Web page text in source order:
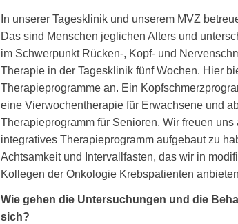
In unserer Tagesklinik und unserem MVZ
Das sind Menschen jeglichen Alters und
im Schwerpunkt Rücken-, Kopf- und
Therapie in der Tagesklinik fünf Wochen. Hier
Therapieprogramme an. Ein
eine Vierwochentherapie für Erwachsene und
Therapieprogramm für Senioren. Wir freuen
integratives Therapieprogramm aufgebaut zu
Achtsamkeit und Intervallfasten, das wir in
Kollegen der Onkologie Krebspatienten
Wie gehen die Untersuchungen und die
sich?